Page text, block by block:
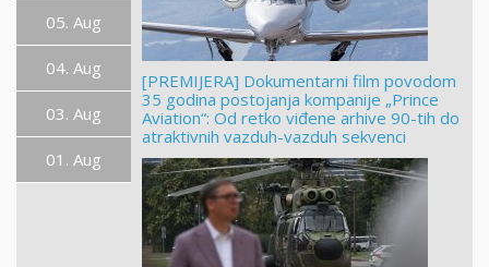
05. Aug
04. Aug
03. Aug
01. Aug
[PREMIJERA] Dokumentarni film povodom
35 godina postojanja kompanije „Prince
Aviation“: Od retko viđene arhive 90-tih do
atraktivnih vazduh-vazduh sekvenci